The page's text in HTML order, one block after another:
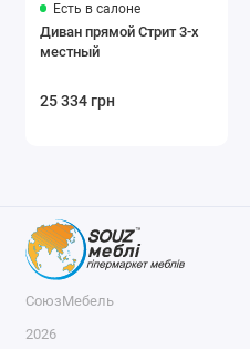
Есть в салоне
Диван прямой Стрит 3-х
местный
25 334 грн
СоюзМебель
2026